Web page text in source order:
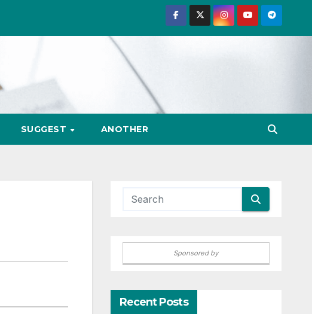
SUGGEST ANOTHER
Sponsored by
Recent Posts